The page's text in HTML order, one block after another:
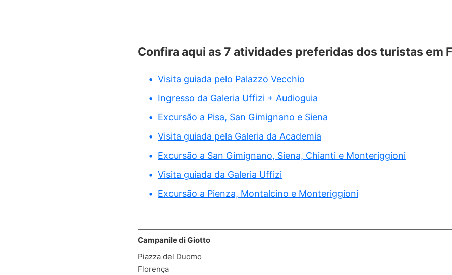
Confira aqui as 7 atividades preferidas dos turistas em
Visita guiada pelo Palazzo Vecchio
Ingresso da Galeria Uffizi + Audioguia
Excursão a Pisa, San Gimignano e Siena
Visita guiada pela Galeria da Academia
Excursão a San Gimignano, Siena, Chianti e Monteriggioni
Visita guiada da Galeria Uffizi
Excursão a Pienza, Montalcino e Monteriggioni
Campanile di Giotto
Piazza del Duomo
Florença